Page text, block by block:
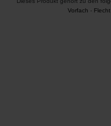
Vorfach - Flecht